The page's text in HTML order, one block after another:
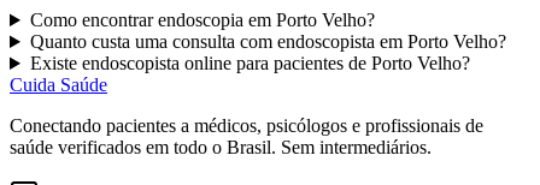
Como encontrarendoscopia em Porto Velho?
Quanto custa uma consulta com endoscopista em Porto Velho?
Existe endoscopista online para pacientes de Porto Velho?
Cuida Saúde
Conectando pacientes a médicos, psicólogos e profissionais de
saúde verificados em todo o Brasil. Sem intermediários.